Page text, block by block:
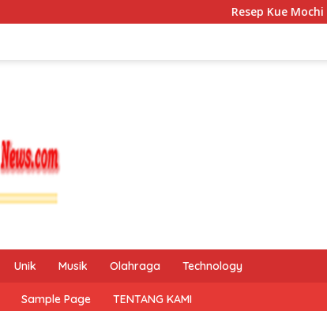
Resep Kue Mochi Kacang
Unik Musik Olahraga Technology
Sample Page TENTANG KAMI